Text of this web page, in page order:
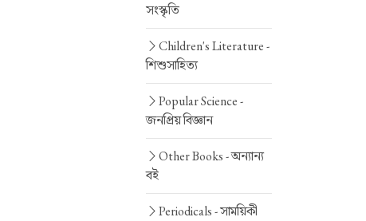
সংস্কৃতি
Children's Literature -
শিশুসাহিত্য
Popular Science -
জনপ্রিয় বিজ্ঞান
Other Books -অন্যান্য
বই
Periodicals -সাময়িকী